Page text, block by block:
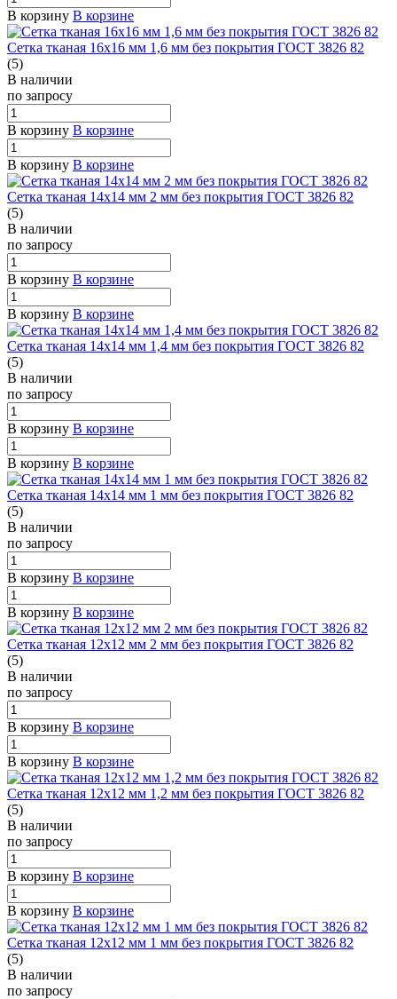
В корзину В корзине
Сетка тканая 16х16 мм 1,6 мм без покрытия ГОСТ 3826 82
(5)
В наличии
по запросу
В корзину В корзине
В корзину В корзине
Сетка тканая 14х14 мм 2 мм без покрытия ГОСТ 3826 82
(5)
В наличии
по запросу
В корзину В корзине
В корзину В корзине
Сетка тканая 14х14 мм 1,4 мм без покрытия ГОСТ 3826 82
(5)
В наличии
по запросу
В корзину В корзине
В корзину В корзине
Сетка тканая 14х14 мм 1 мм без покрытия ГОСТ 3826 82
(5)
В наличии
по запросу
В корзину В корзине
В корзину В корзине
Сетка тканая 12х12 мм 2 мм без покрытия ГОСТ 3826 82
(5)
В наличии
по запросу
В корзину В корзине
В корзину В корзине
Сетка тканая 12х12 мм 1,2 мм без покрытия ГОСТ 3826 82
(5)
В наличии
по запросу
В корзину В корзине
В корзину В корзине
Сетка тканая 12х12 мм 1 мм без покрытия ГОСТ 3826 82
(5)
В наличии
по запросу